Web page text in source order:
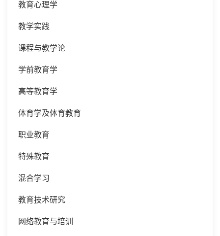
教育心理学
教学实践
课程与教学论
学前教育学
高等教育学
体育学及体育教育
职业教育
特殊教育
混合学习
教育技术研究
网络教育与培训